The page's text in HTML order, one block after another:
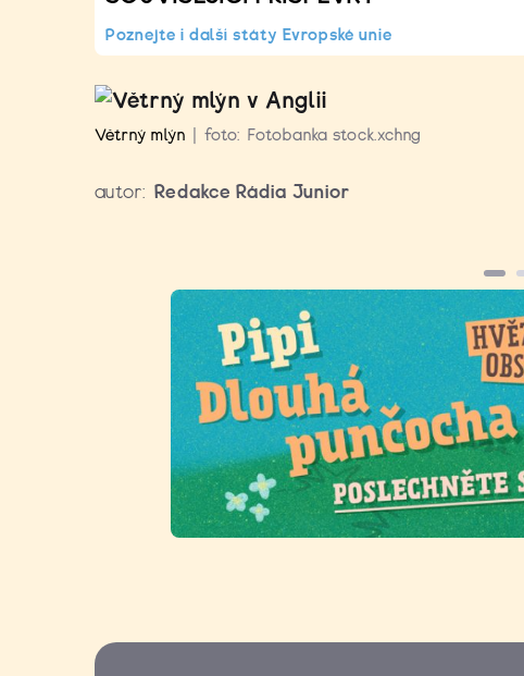
Poznejte i další státy Evropské unie
Větrný mlýn foto: Fotobanka stock.xchng
autor: Redakce Rádia Junior